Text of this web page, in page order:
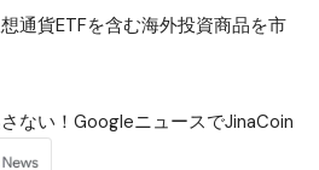
通貨ETFを含む海外投資商品を市
ない！GoogleニュースでJinaCoin